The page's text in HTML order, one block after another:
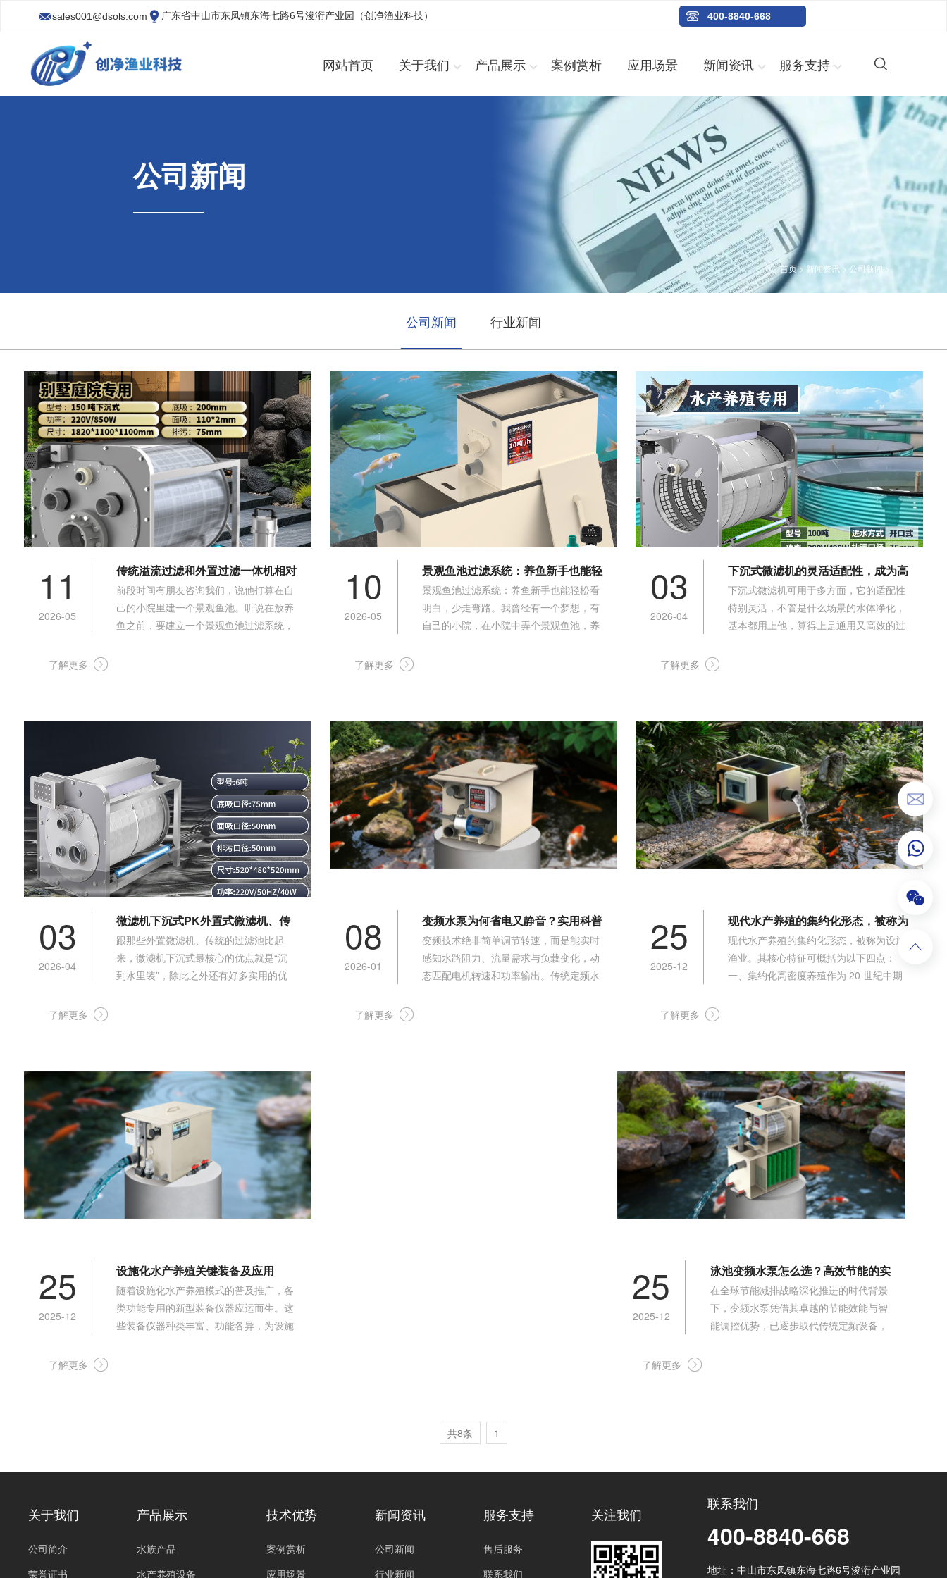
sales001@dsols.com 广东省中山市东凤镇东海七路6号浚洐产业园（创净渔业科技） 400-8840-668
网站首页 关于我们 产品展示 案例赏析 应用场景 新闻资讯 服务支持
公司新闻
首页>新闻资讯>公司新闻>
公司新闻 行业新闻
11
2026-05
传统溢流过滤和外置过滤一体机相对
比，有哪些优缺点？
前段时间有朋友咨询我们，说他打算在自
己的小院里建一个景观鱼池。听说在放养
鱼之前，要建立一个景观鱼池过滤系统，
了解更多
10
2026-05
景观鱼池过滤系统：养鱼新手也能轻
松看明白，少走弯路
景观鱼池过滤系统：养鱼新手也能轻松看
明白，少走弯路。我曾经有一个梦想，有
自己的小院，在小院中弄个景观鱼池，养
了解更多
03
2026-04
下沉式微滤机的灵活适配性，成为高
效过滤设备
下沉式微滤机​可用于多方面，它的适配性
特别灵活，不管是什么场景的水体净化，
基本都用上他，算得上是通用又高效的过
了解更多
03
2026-04
微滤机下沉式PK外置式微滤机、传
统过滤池，有哪些优点？
跟那些外置微滤机、传统的过滤池比起
来，微滤机下沉式​最核心的优点就是“沉
到水里装”，除此之外还有好多实用的优
了解更多
08
2026-01
变频水泵为何省电又静音？实用科普
为你揭秘
变频技术绝非简单调节转速，而是能实时
感知水路阻力、流量需求与负载变化，动
态匹配电机转速和功率输出。传统定频水
了解更多
25
2025-12
现代水产养殖的集约化形态，被称为
设施渔业
现代水产养殖的集约化形态，被称为设施
渔业。其核心特征可概括为以下四点：
一、集约化高密度养殖作为 20 世纪中期
等多领域技术成果，借助前沿科技...
了解更多
25
2025-12
设施化水产养殖关键装备及应用
随着设施化水产养殖模式的普及推广，各
类功能专用的新型装备仪器应运而生。这
些装备仪器种类丰富、功能各异，为设施
了解更多
25
2025-12
泳池变频水泵怎么选？高效节能的实
用攻略
在全球节能减排战略深化推进的时代背景
下，变频水泵凭借其卓越的节能效能与智
能调控优势，已逐步取代传统定频设备，
了解更多
共8条 1
关于我们
公司简介
荣誉证书
产品展示
水族产品
水产养殖设备
技术优势
案例赏析
应用场景
新闻资讯
公司新闻
行业新闻
服务支持
售后服务
联系我们
关注我们
联系我们
400-8840-668
地址：中山市东凤镇东海七路6号浚洐产业园